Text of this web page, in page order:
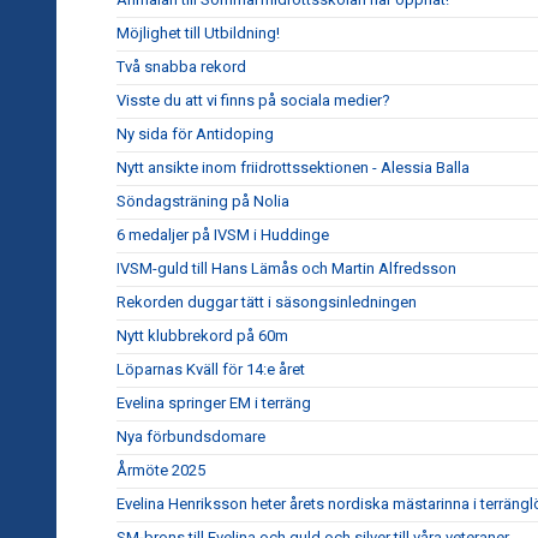
Möjlighet till Utbildning!
Två snabba rekord
Visste du att vi finns på sociala medier?
Ny sida för Antidoping
Nytt ansikte inom friidrottssektionen - Alessia Balla
Söndagsträning på Nolia
6 medaljer på IVSM i Huddinge
IVSM-guld till Hans Lämås och Martin Alfredsson
Rekorden duggar tätt i säsongsinledningen
Nytt klubbrekord på 60m
Löparnas Kväll för 14:e året
Evelina springer EM i terräng
Nya förbundsdomare
Årmöte 2025
Evelina Henriksson heter årets nordiska mästarinna i